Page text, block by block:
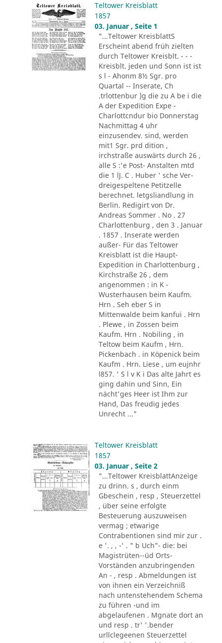
Teltower Kreisblatt
1857
03. Januar , Seite 1
"...Teltower KreisblattS
Erscheint abend früh zielten
durch Teltower Kreisblt. - - -
Kreisblt. jeden und Sonn ist ist
s l - Ahonm 8½ Sgr. pro
Quartal -- Inserate, Ch
.trlottenbur )g die zu A be i die
A der Expedition Expe -
Charlottcndur bio Donnerstag
Nachmittag 4 uhr
einzusendev. sind, werden
mit1 Sgr. prd dition ,
irchstraße auswärts durch 26 ,
alle S :'e Post- Anstalten mtd
die 1 lJ. C . Huber ' sche Ver-
dreigespeltene Petitzelle
berechnet. letgsliandlung in
Berlin. Redigirt von Dr.
Andreas Sommer . No . 27
Charlottenburg , den 3 . Januar
. 1857 . Inserate werden
außer- Für das Teltower
Kreisblatt ist die Haupt-
Expedition in Charlottenburg ,
Kirchstraße 26 , dem
angenommen : in K -
Wusterhausen beim Kaufm.
Hrn . Seh eber S in
Mittenwalde beim kanfui . Hrn
. Plewe , in Zossen beim
Kaufm. Hrn . Nobiling , in
Teltow beim Kaufm , Hrn.
Pickenbach . in Köpenick beim
Kaufm . Hrn. Liese , um eujnhr
l857. ' S l v K i Das alte Jahrt es
ging dahin und Sinn, Ein
nächt'ges Heer ist Ihm zur
Hand, Das freudig jedes
Unrecht ..."
Teltower Kreisblatt
1857
03. Januar , Seite 2
"...Teltower KreisblattAnzeige
zu drinn. s , durch einm
Gbeschein , resp , Steuerzettel
, über seine erfolgte
Besteuerung auszuweisen
vermag ; etwarige
Contrabentionen sind mir zur .
e '. , , -' . " b Uch"- die: bei
Magistrüten--üd Orts-
Vorständen anzubringenden
An - , resp . Abmeldungen ist
von ihnen ein Verzeichniß
nach untenstehendem Schema
zu führen -und im
abgelaufenen . Mgnate dort an
und resp . tr' '.bender
urllclegeenen Steuerzettel